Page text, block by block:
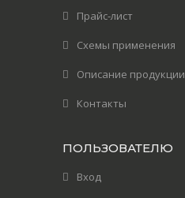
Прайс-лист
Схемы применения
Описание продукции
Контакты
ПОЛЬЗОВАТЕЛЮ
Вход